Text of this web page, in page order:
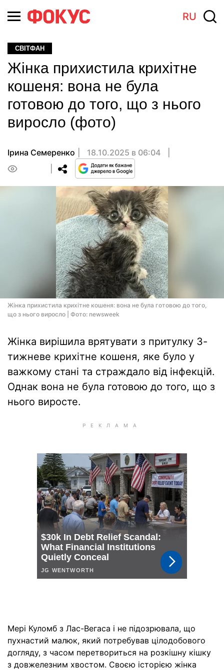
RU
СВІТФАН
Жінка прихистила крихітне
кошеня: вона не була
готовою до того, що з нього
виросло (фото)
Ірина Семеренко
18.10.2025 в 06:04
Жінка прихистила крихітне кошеня: вона не була готовою до того,
що з нього виросло | Фото: newsweek
Жінка вирішила врятувати з притулку 3-
тижневе крихітне кошеня, яке було у
важкому стані та страждало від інфекцій.
Однак вона не була готовою до того, що з
нього виросте.
Мері Куломб з Лас-Вегаса і не підозрювала, що
пухнастий малюк, який потребував цілодобового
догляду, з часом перетвориться на розкішну кішку
з довжелезним хвостом. Своєю історією жінка